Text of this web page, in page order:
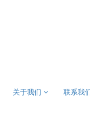
关于我们 联系我